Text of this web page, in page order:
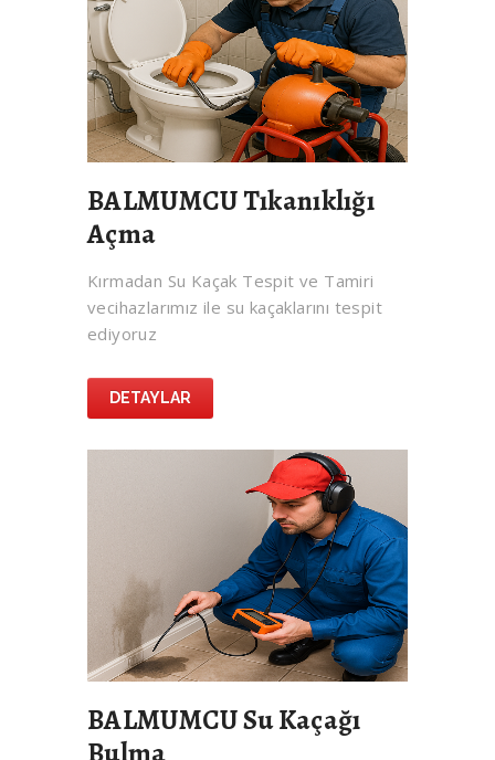
BALMUMCU Tıkanıklığı
Açma
Kırmadan Su Kaçak Tespit ve Tamiri
vecihazlarımız ile su kaçaklarını tespit
ediyoruz
DETAYLAR
BALMUMCU Su Kaçağı